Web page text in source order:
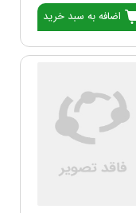
اضافه به سبد خرید